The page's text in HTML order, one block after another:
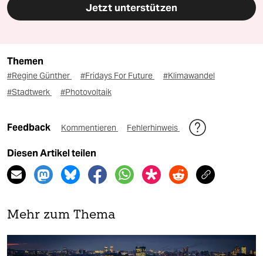
Jetzt unterstützen
Themen
#Regine Günther #Fridays For Future
#Klimawandel
#Stadtwerk
#Photovoltaik
Feedback Kommentieren Fehlerhinweis
Diesen Artikel teilen
Mehr zum Thema